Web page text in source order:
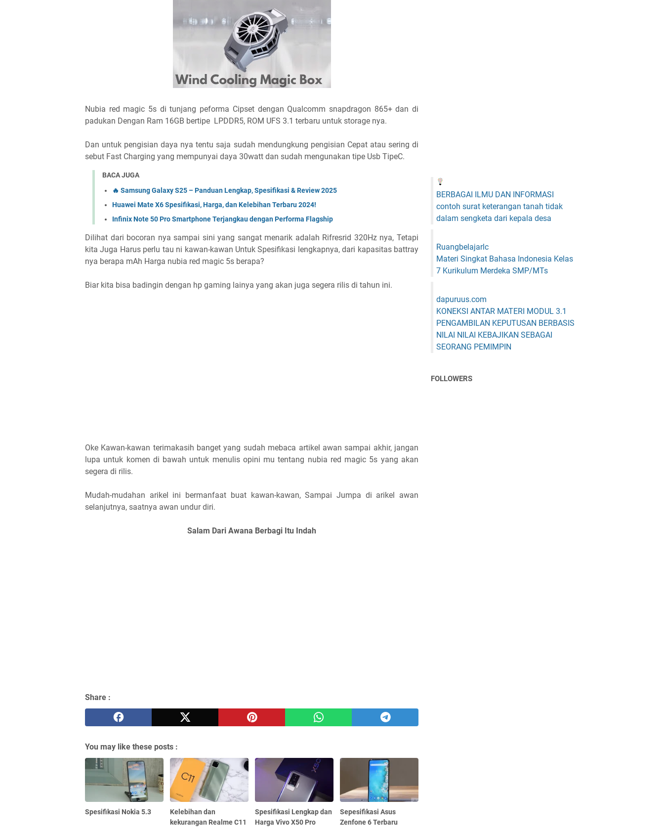
Nubia red magic 5s di tunjang peforma Cipset dengan Qualcomm snapdragon 865+ dan di
padukan Dengan Ram 16GB bertipe LPDDR5, ROM UFS 3.1 terbaru untuk storage nya.
Dan untuk pengisian daya nya tentu saja sudah mendungkung pengisian Cepat atau sering di
sebut Fast Charging yang mempunyai daya 30watt dan sudah mengunakan tipe Usb TipeC.
BACA JUGA
🔥 Samsung Galaxy S25 – Panduan Lengkap, Spesifikasi & Review 2025
Huawei Mate X6 Spesifikasi, Harga, dan Kelebihan Terbaru 2024!
Infinix Note 50 Pro Smartphone Terjangkau dengan Performa Flagship
Dilihat dari bocoran nya sampai sini yang sangat menarik adalah Rifresrid 320Hz nya, Tetapi
kita Juga Harus perlu tau ni kawan-kawan Untuk Spesifikasi lengkapnya, dari kapasitas battray
nya berapa mAh Harga nubia red magic 5s berapa?
Biar kita bisa badingin dengan hp gaming lainya yang akan juga segera rilis di tahun ini.
Oke Kawan-kawan terimakasih banget yang sudah mebaca artikel awan sampai akhir, jangan
lupa untuk komen di bawah untuk menulis opini mu tentang nubia red magic 5s yang akan
segera di rilis.
Mudah-mudahan arikel ini bermanfaat buat kawan-kawan, Sampai Jumpa di arikel awan
selanjutnya, saatnya awan undur diri.
Salam Dari Awana Berbagi Itu Indah
Share :
You may like these posts :
Spesifikasi Nokia 5.3
Kelebihan dan
kekurangan Realme C11
Spesifikasi Lengkap dan
Harga Vivo X50 Pro
Sepesifikasi Asus
Zenfone 6 Terbaru
BERBAGAI ILMU DAN INFORMASI
contoh surat keterangan tanah tidak
dalam sengketa dari kepala desa
Ruangbelajarlc
Materi Singkat Bahasa Indonesia Kelas
7 Kurikulum Merdeka SMP/MTs
dapuruus.com
KONEKSI ANTAR MATERI MODUL 3.1
PENGAMBILAN KEPUTUSAN BERBASIS
NILAI NILAI KEBAJIKAN SEBAGAI
SEORANG PEMIMPIN
FOLLOWERS